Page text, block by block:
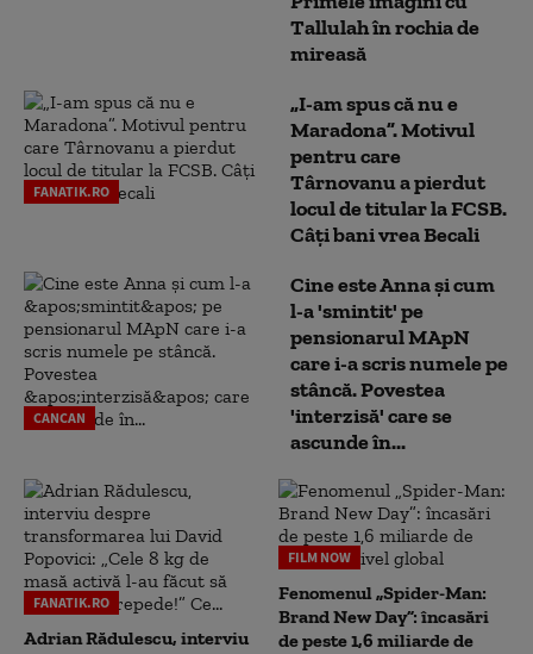
Tallulah în rochia de
mireasă
FANATIK.RO
„I-am spus că nu e
Maradona”. Motivul
pentru care
Târnovanu a pierdut
locul de titular la FCSB.
Câți bani vrea Becali
CANCAN
Cine este Anna și cum
l-a 'smintit' pe
pensionarul MApN
care i-a scris numele pe
stâncă. Povestea
'interzisă' care se
ascunde în...
FANATIK.RO
Adrian Rădulescu, interviu
FILM NOW
Fenomenul „Spider-Man:
Brand New Day”: încasări
de peste 1,6 miliarde de